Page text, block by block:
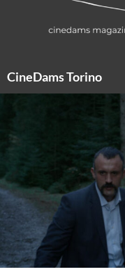
CineDams Torino